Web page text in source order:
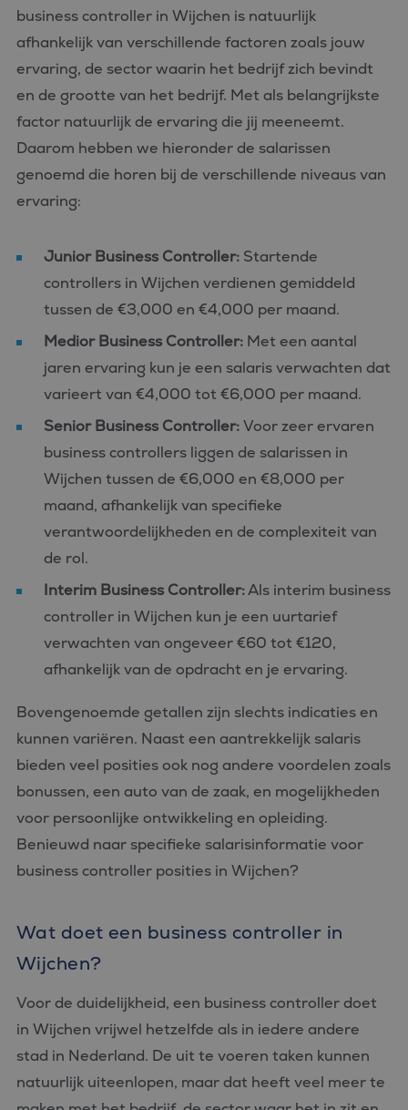
business controller in Wijchen is natuurlijk
afhankelijk van verschillende factoren zoals jouw
ervaring, de sector waarin het bedrijf zich bevindt
en de grootte van het bedrijf. Met als belangrijkste
factor natuurlijk de ervaring die jij meeneemt.
Daarom hebben we hieronder de salarissen
genoemd die horen bij de verschillende niveaus van
ervaring:
Junior Business Controller: Startende
controllers in Wijchen verdienen gemiddeld
tussen de €3,000 en €4,000 per maand.
Medior Business Controller: Met een aantal
jaren ervaring kun je een salaris verwachten dat
varieert van €4,000 tot €6,000 per maand.
Senior Business Controller:Voor zeer ervaren
business controllers liggen de salarissen in
Wijchen tussen de €6,000 en €8,000 per
maand, afhankelijk van specifieke
verantwoordelijkheden en de complexiteit van
de rol.
Interim Business Controller:Als interim business
controller in Wijchen kun je een uurtarief
verwachten van ongeveer €60 tot €120,
afhankelijk van de opdracht en je ervaring.
Bovengenoemde getallen zijn slechts indicaties en
kunnen variëren. Naast een aantrekkelijk salaris
bieden veel posities ook nog andere voordelen zoals
bonussen, een auto van de zaak, en mogelijkheden
voor persoonlijke ontwikkeling en opleiding.
Benieuwd naar specifieke salarisinformatie voor
business controller posities in Wijchen?
Wat doet een business controller in
Wijchen?
Voor de duidelijkheid, een business controller doet
in Wijchen vrijwel hetzelfde als in iedere andere
stad in Nederland. De uit te voeren taken kunnen
natuurlijk uiteenlopen, maar dat heeft veel meer te